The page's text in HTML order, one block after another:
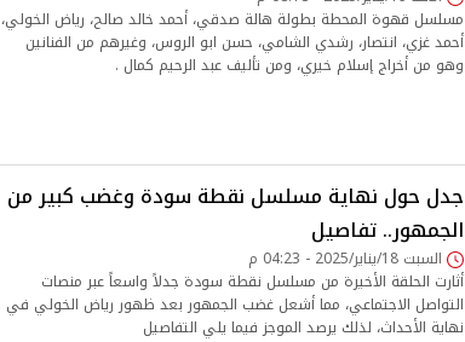
مسلسل قهوة المحطة بطولة هالة صدقي، أحمد خالد صالح، رياض الخولي،
أحمد غزي، انتصار، رشدي الشامي، حسن ابو الروس، وغيرهم من الفنانين
وهو من أخراج إسلام خيري، ومن تأليف عبد الرحيم كمال .
جدل حول نهاية مسلسل نقطة سودة وغضب كبير من
الجمهور.. تفاصيل
السبت 18/يناير/2025 - 04:23 م
أثارت الحلقة الأخيرة من مسلسل نقطة سودة جدلاً واسعاً عبر منصات
التواصل الاجتماعي، مما أشعل غضب الجمهور بعد ظهور رياض الخولي في
نهاية الأحداث، لذلك يرصد الموجز فيما يلي التفاصيل